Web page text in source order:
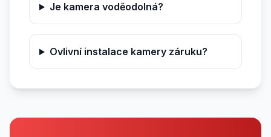
Je kamera voděodolná?
Ovlivní instalace kamery záruku?